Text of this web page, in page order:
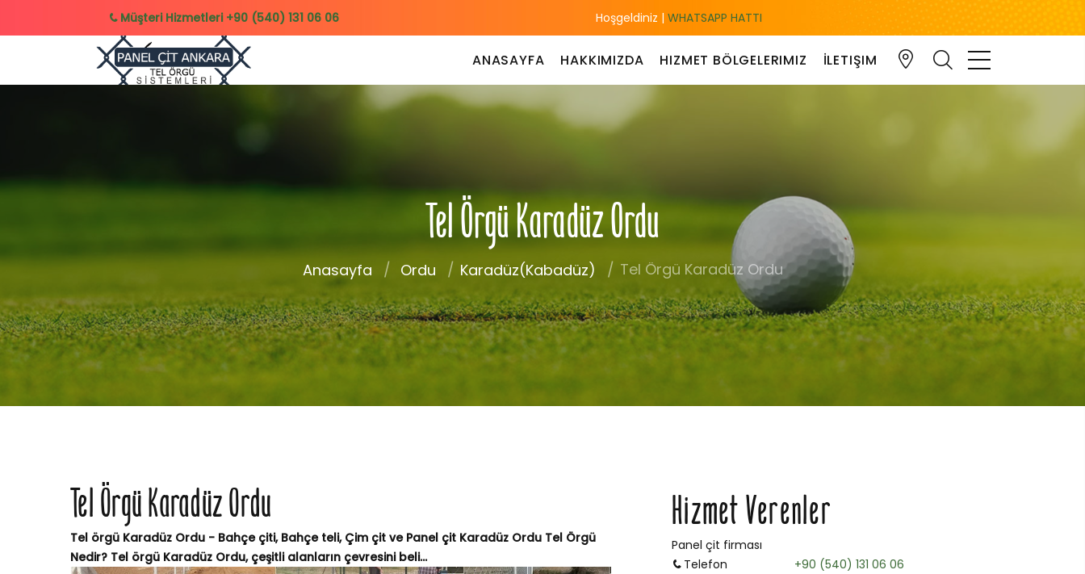
Müşteri Hizmetleri +90 (540) 131 06 06 Hoşgeldiniz | WHATSAPP HATTI
ANASAYFA HAKKIMIZDA HIZMET BÖLGELERIMIZ İLETIŞIM
Tel Örgü Karadüz Ordu
Anasayfa Ordu Karadüz(Kabadüz) Tel Örgü Karadüz Ordu
Hizmet Verenler
Panel çit firması
Telefon
+90 (540) 131 06 06
Tel Örgü Karadüz Ordu
Tel örgü Karadüz Ordu - Bahçe çiti, Bahçe teli, Çim çit ve Panel çit Karadüz Ordu Tel Örgü
Nedir? Tel örgü Karadüz Ordu, çeşitli alanların çevresini beli...